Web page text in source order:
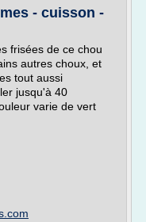
- cuisson -
frisées de ce chou
autres choux, et
tout aussi
jusqu'à 40
varie de vert